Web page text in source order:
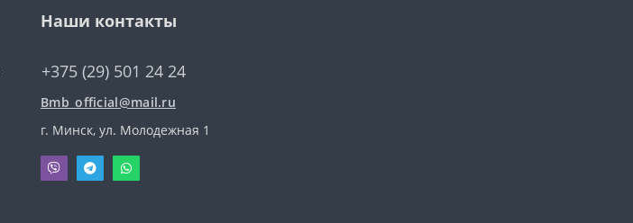
Наши контакты
+375 (29) 501 24 24
Bmb_official@mail.ru
г. Минск, ул. Молодежная 1